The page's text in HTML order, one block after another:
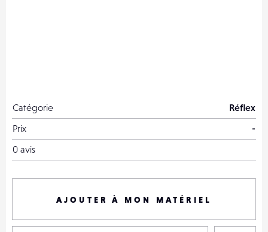
Catégorie
Réflex
Prix
-
0 avis
AJOUTER À MON MATÉRIEL